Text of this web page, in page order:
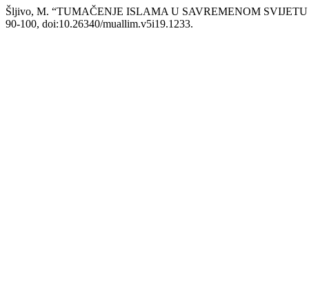
Šljivo, M. “TUMAČENJE ISLAMA U SAVREMENOM
90-100, doi:10.26340/muallim.v5i19.1233.